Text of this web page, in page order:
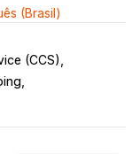
(Brasil)
(CCS)